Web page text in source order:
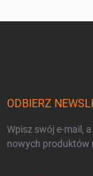
ODBIERZ
Wpisz swój e-mail,
nowych produktów